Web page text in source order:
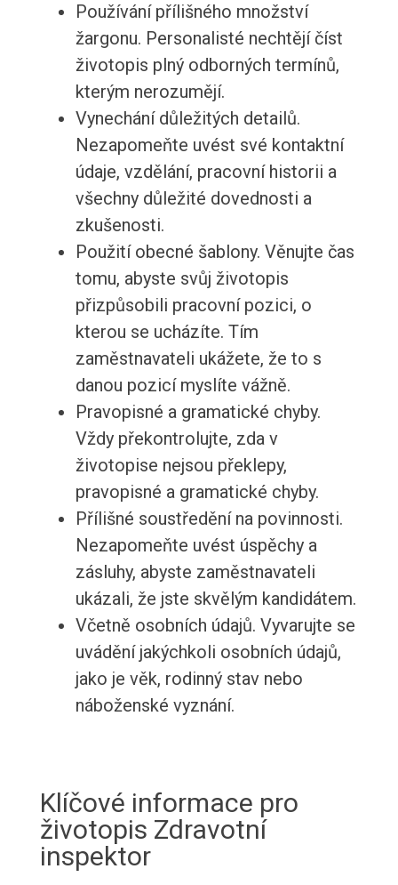
Používání přílišného množství
žargonu. Personalisté nechtějí číst
životopis plný odborných termínů,
kterým nerozumějí.
Vynechání důležitých detailů.
Nezapomeňte uvést své kontaktní
údaje, vzdělání, pracovní historii a
všechny důležité dovednosti a
zkušenosti.
Použití obecné šablony. Věnujte čas
tomu, abyste svůj životopis
přizpůsobili pracovní pozici, o
kterou se ucházíte. Tím
zaměstnavateli ukážete, že to s
danou pozicí myslíte vážně.
Pravopisné a gramatické chyby.
Vždy překontrolujte, zda v
životopise nejsou překlepy,
pravopisné a gramatické chyby.
Přílišné soustředění na povinnosti.
Nezapomeňte uvést úspěchy a
zásluhy, abyste zaměstnavateli
ukázali, že jste skvělým kandidátem.
Včetně osobních údajů. Vyvarujte se
uvádění jakýchkoli osobních údajů,
jako je věk, rodinný stav nebo
náboženské vyznání.
Klíčové informace pro
životopis Zdravotní
inspektor